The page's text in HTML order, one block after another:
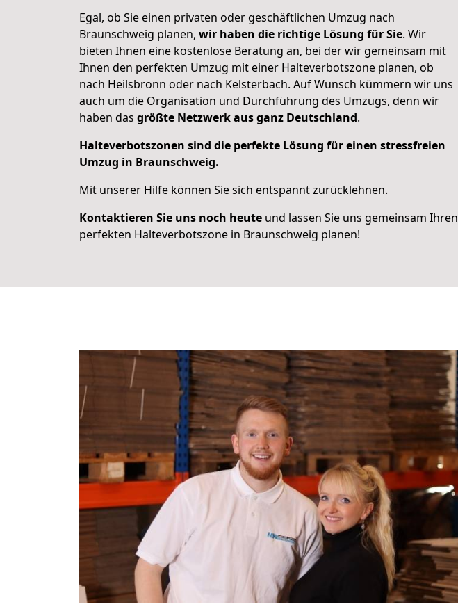
Egal, ob Sie einen privaten oder geschäftlichen Umzug nach
Braunschweig planen, wir haben die richtige Lösung für Sie. Wir
bieten Ihnen eine kostenlose Beratung an, bei der wir gemeinsam mit
Ihnen den perfekten Umzug mit einer Halteverbotszone planen, ob
nach Heilsbronn oder nach Kelsterbach. Auf Wunsch kümmern wir uns
auch um die Organisation und Durchführung des Umzugs, denn wir
haben das größte Netzwerk aus ganz Deutschland.
Halteverbotszonen sind die perfekte Lösung für einen stressfreien
Umzug in Braunschweig.
Mit unserer Hilfe können Sie sich entspannt zurücklehnen.
Kontaktieren Sie uns noch heute und lassen Sie uns gemeinsam Ihren
perfekten Halteverbotszone in Braunschweig planen!